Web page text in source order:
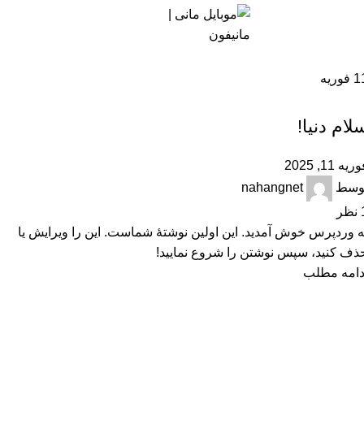
ارسال توسطnahangnet
فوریه
دنیا!
11, 2025
nahangnet
نظر
وردپرس خوش آمدید. این اولین نوشتهٔ شماست. این را ویرایش یا
کنید، سپس نوشتن را شروع نمایید!
مطلب